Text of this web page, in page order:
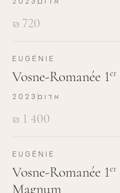
₪ 720
EUGÉNIE
Vosne-Romanée 1er
₪ 1 400
2023 אדום
EUGÉNIE
Vosne-Romanée 1er
Magnum